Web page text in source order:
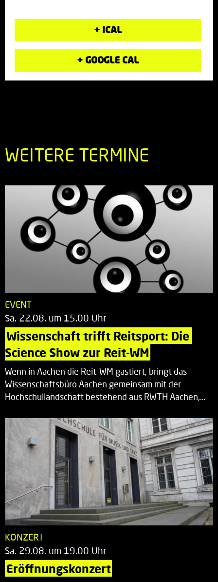
+ ICAL
+ GOOGLE CAL
WEITERE TERMINE
EVENT
Sa. 22.08. um 15.00 Uhr
Wissenschaft trifft Reitsport: Die
Science Show zur Reit-WM
Wenn in Aachen die Reit-WM gastiert, bringt das
Wissenschaftsbüro Aachen gemeinsam mit der
Hochschullandschaft bestehend aus RWTH Aachen,…
KONZERT
Sa. 29.08. um 19.00 Uhr
Eröffnungskonzert